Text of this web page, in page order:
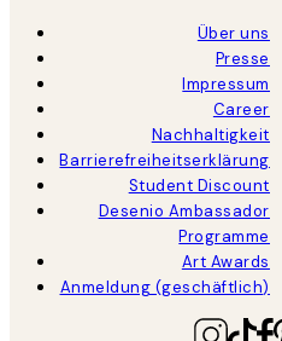
Über uns
Presse
Impressum
Career
Nachhaltigkeit
Barrierefreiheitserklärung
Student Discount
Desenio Ambassador
Programme
Art Awards
Anmeldung (geschäftlich)